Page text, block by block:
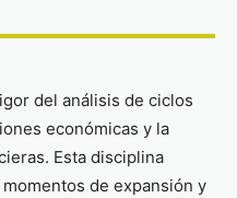
del análisis de ciclos
económicas y la
Esta disciplina
de expansión y